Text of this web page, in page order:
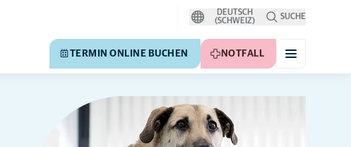
DEUTSCH
(SCHWEIZ)
SUCHE
TERMIN ONLINE BUCHEN NOTFALL